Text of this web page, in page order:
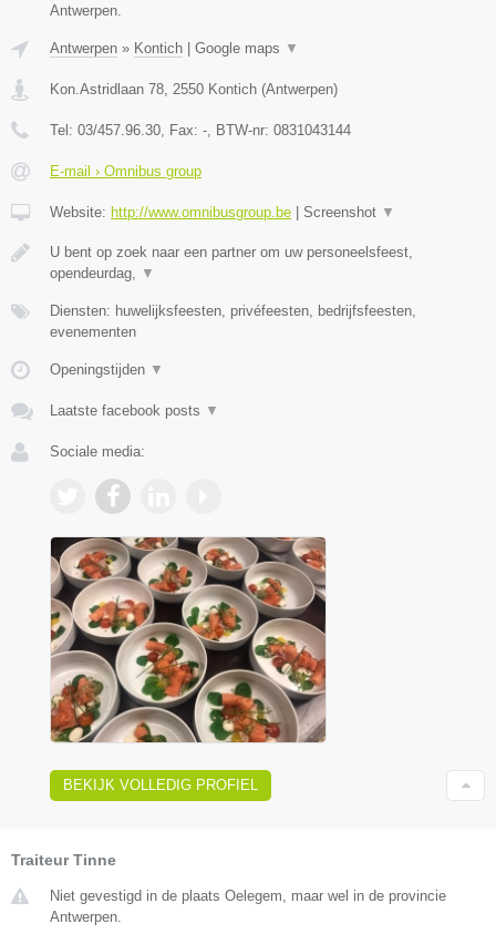
Antwerpen.
Antwerpen » Kontich | Google maps ▼
Kon.Astridlaan 78 2550 Kontich (Antwerpen)
Tel: 03/457.96.30 , Fax: - , BTW-nr: 0831043144
E-mail › Omnibus group
Website: http://www.omnibusgroup.be | Screenshot ▼
U bent op zoek naar een partner om uw personeelsfeest,
opendeurdag,
▼
Diensten: huwelijksfeesten, privéfeesten, bedrijfsfeesten,
evenementen
Openingstijden ▼
Laatste facebook posts ▼
Sociale media:
BEKIJK VOLLEDIG PROFIEL
Traiteur Tinne
Niet gevestigd in de plaats Oelegem, maar wel in de provincie
Antwerpen.